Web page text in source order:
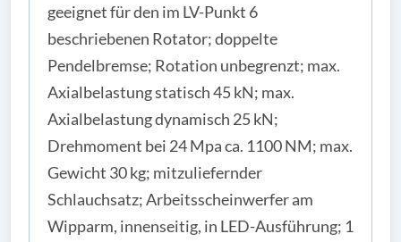
geeignet für den im LV-Punkt 6
beschriebenen Rotator; doppelte
Pendelbremse; Rotation unbegrenzt; max.
Axialbelastung statisch 45 kN; max.
Axialbelastung dynamisch 25 kN;
Drehmoment bei 24 Mpa ca. 1100 NM; max.
Gewicht 30 kg; mitzuliefernder
Schlauchsatz; Arbeitsscheinwerfer am
Wipparm, innenseitig, in LED-Ausführung; 1